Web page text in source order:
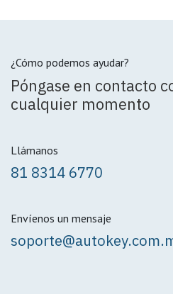
¿Cómo podemos ayudar?
Póngase en contacto
cualquier momento
Llámanos
81 8314 6770
Envíenos un mensaje